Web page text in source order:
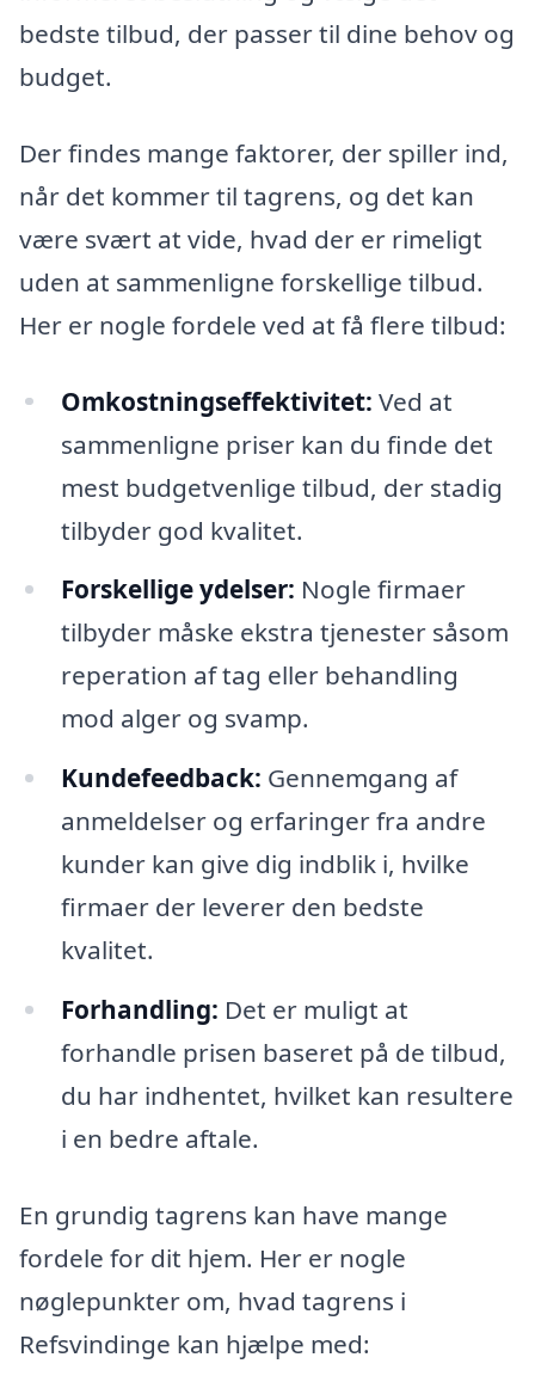
bedste tilbud, der passer til dine behov og
budget.
Der findes mange faktorer, der spiller ind,
når det kommer til tagrens, og det kan
være svært at vide, hvad der er rimeligt
uden at sammenligne forskellige tilbud.
Her er nogle fordele ved at få flere tilbud:
Omkostningseffektivitet: Ved at
sammenligne priser kan du finde det
mest budgetvenlige tilbud, der stadig
tilbyder god kvalitet.
Forskellige ydelser: Nogle firmaer
tilbyder måske ekstra tjenester såsom
reperation af tag eller behandling
mod alger og svamp.
Kundefeedback: Gennemgang af
anmeldelser og erfaringer fra andre
kunder kan give dig indblik i, hvilke
firmaer der leverer den bedste
kvalitet.
Forhandling: Det er muligt at
forhandle prisen baseret på de tilbud,
du har indhentet, hvilket kan resultere
i en bedre aftale.
En grundig tagrens kan have mange
fordele for dit hjem. Her er nogle
nøglepunkter om, hvad tagrens i
Refsvindinge kan hjælpe med: